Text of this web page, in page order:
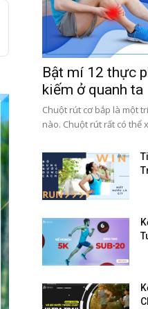
Bật mí 12 thực
kiếm ở quanh ta
Chuột rút cơ bắp là một
nào. Chuột rút rất có thể